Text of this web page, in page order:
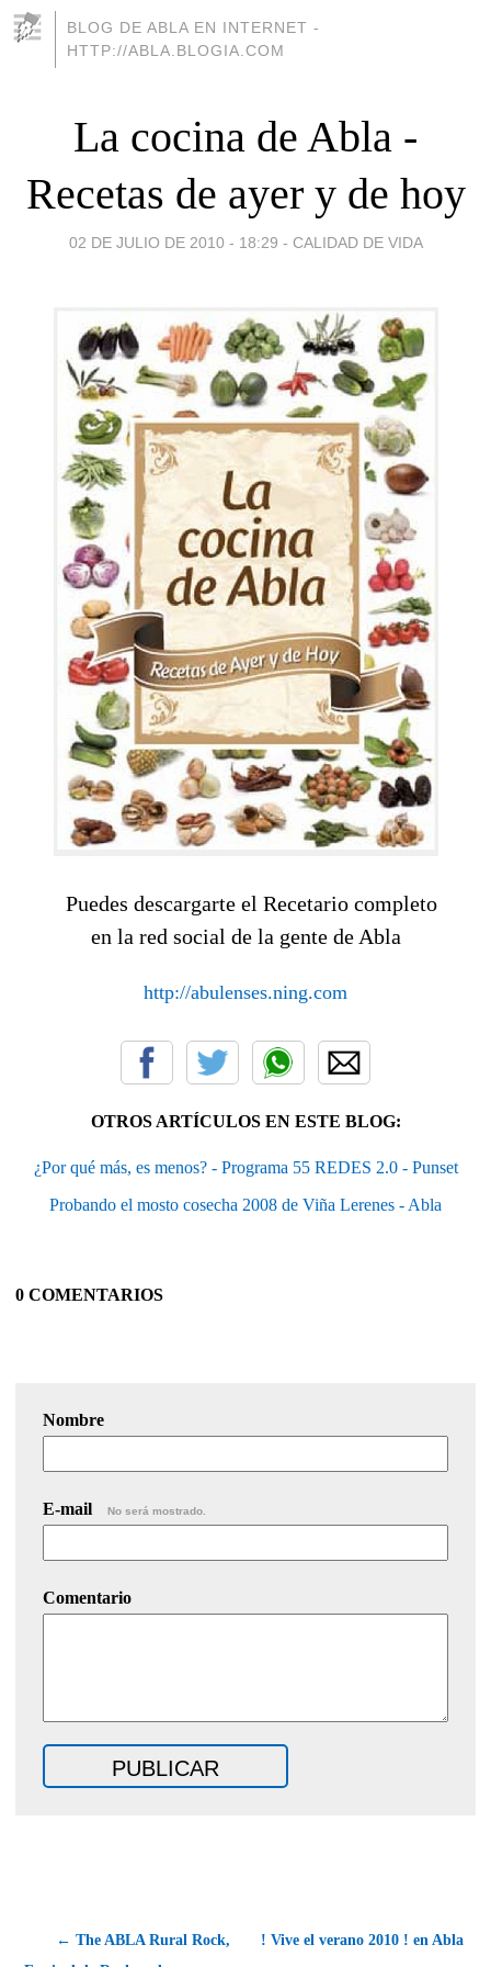
BLOG DE ABLA EN INTERNET -
HTTP://ABLA.BLOGIA.COM
La cocina de Abla -
Recetas de ayer y de hoy
02 DE JULIO DE 2010 - 18:29 - CALIDAD DE VIDA
Puedes descargarte el Recetario completo
en la red social de la gente de Abla
http://abulenses.ning.com
OTROS ARTÍCULOS EN ESTE BLOG:
¿Por qué más, es menos? - Programa 55 REDES 2.0 - Punset
Probando el mosto cosecha 2008 de Viña Lerenes - Abla
0 COMENTARIOS
Nombre
E-mail No será mostrado.
Comentario
← The ABLA Rural Rock,
! Vive el verano 2010 ! en Abla